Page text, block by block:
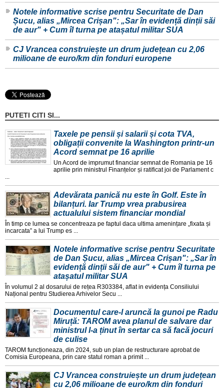
Notele informative scrise pentru Securitate de Dan
Șucu, alias „Mircea Crișan": „Sar în evidență dinții săi
de aur" + Cum îl turna pe atașatul militar SUA
CJ Vrancea construiește un drum județean cu 2,06
milioane de euro/km din fonduri europene
PUTETI CITI SI...
Taxele pe pensii și salarii și cota TVA,
obligații convenite la Washington printr-un
Acord semnat pe 16 aprilie
Un Acord de imprumut financiar semnat de Romania pe 16
aprilie prin ministrul Finanțelor și ratificat joi de Parlament c
Adevărata panică nu este în Golf. Este în
bilanțuri. Iar Trump vrea prabusirea
actualului sistem financiar mondial
În timp ce lumea se concentreaza pe faptul daca ultima amenințare „fixata și
incarcata” a lui Trump es ...
Notele informative scrise pentru Securitate
de Dan Șucu, alias „Mircea Crișan": „Sar în
evidență dinții săi de aur" + Cum îl turna pe
atașatul militar SUA
În volumul 2 al dosarului de rețea R303384, aflat in evidența Consiliului
Național pentru Studierea Arhivelor Secu ...
Documentul care-l aruncă la gunoi pe Radu
Miruță: TAROM avea planul de salvare dar
ministrul l-a ținut în sertar ca să facă jocuri
de culise
TAROM funcționeaza, din 2024, sub un plan de restructurare aprobat de
Comisia Europeana, prin care statul roman a primit ...
CJ Vrancea construiește un drum județean
cu 2,06 milioane de euro/km din fonduri